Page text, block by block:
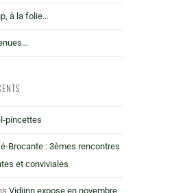
à la folie…
pincettes
Brocante : 3èmes rencontres
et conviviales
Vidjinn expose en novembre